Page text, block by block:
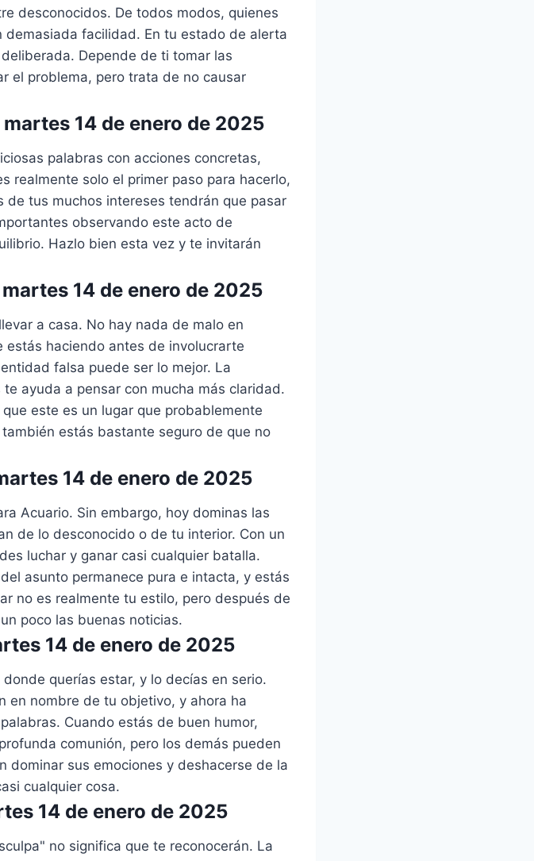
desconocidos. De todos modos, quienes
facilidad. En tu estado de alerta
Depende de ti tomar las
el problema, pero trata de no causar
14 de enero de 2025
palabras con acciones concretas,
realmente solo el primer paso para hacerlo,
tus muchos intereses tendrán que pasar
observando este acto de
Hazlo bien esta vez y te invitarán
14 de enero de 2025
a casa. No hay nada de malo en
estás haciendo antes de involucrarte
falsa puede ser lo mejor. La
ayuda a pensar con mucha más claridad.
este es un lugar que probablemente
estás bastante seguro de que no
14 de enero de 2025
Acuario. Sin embargo, hoy dominas las
de lo desconocido o de tu interior. Con un
luchar y ganar casi cualquier batalla.
asunto permanece pura e intacta, y estás
no es realmente tu estilo, pero después de
poco las buenas noticias.
14 de enero de 2025
querías estar, y lo decías en serio.
en nombre de tu objetivo, y ahora ha
Cuando estás de buen humor,
comunión, pero los demás pueden
dominar sus emociones y deshacerse de la
cualquier cosa.
14 de enero de 2025
no significa que te reconocerán. La